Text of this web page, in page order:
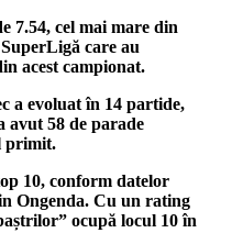
7.54, cel mai mare din
care au
acest campionat.
a evoluat în 14 partide,
avut 58 de parade
primit.
10, conform datelor
Ongenda. Cu un rating
ocupă locul 10 în